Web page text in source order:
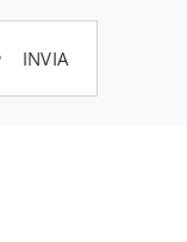
INVIA